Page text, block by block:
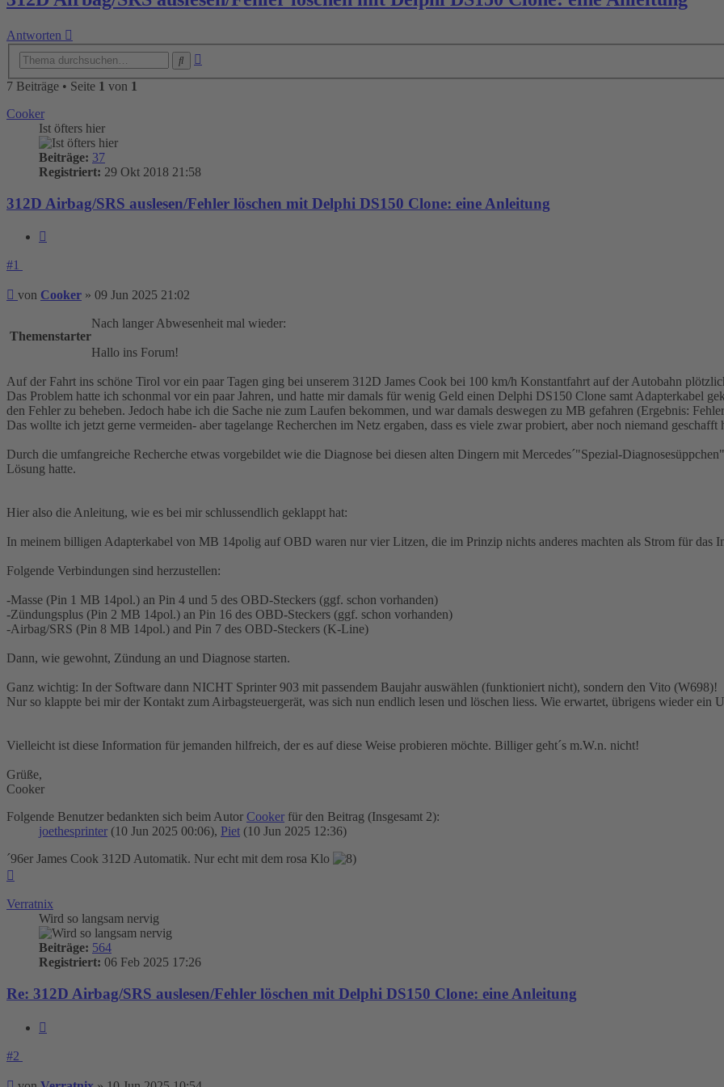
Antworten
7 Beiträge • Seite 1 von 1
Cooker
Ist öfters hier
Beiträge: 37
Registriert: 29 Okt 2018 21:58
312D Airbag/SRS auslesen/Fehler löschen mit Delphi DS150 Clone: eine Anleitung
#1
Beitrag
von Cooker » 09 Jun 2025 21:02
Themenstarter
Nach langer Abwesenheit mal wieder:
Hallo ins Forum!
Auf der Fahrt ins schöne Tirol vor ein paar Tagen ging bei unserem 312D James Cook bei 100 km/h Konstantfahrt auf der Autobahn
Das Problem hatte ich schonmal vor ein paar Jahren, und hatte mir damals für wenig Geld einen Delphi DS150 Clone samt Adapterkabel
den Fehler zu beheben. Jedoch habe ich die Sache nie zum Laufen bekommen, und war damals deswegen zu MB gefahren (Ergebnis:
Das wollte ich jetzt gerne vermeiden- aber tagelange Recherchen im Netz ergaben, dass es viele zwar probiert, aber noch niemand
Durch die umfangreiche Recherche etwas vorgebildet wie die Diagnose bei diesen alten Dingern mit Mercedes´"Spezial-
Lösung hatte.
Hier also die Anleitung, wie es bei mir schlussendlich geklappt hat:
In meinem billigen Adapterkabel von MB 14polig auf OBD waren nur vier Litzen, die im Prinzip nichts anderes machten als Strom für das
Folgende Verbindungen sind herzustellen:
-Masse (Pin 1 MB 14pol.) an Pin 4 und 5 des OBD-Steckers (ggf. schon vorhanden)
-Zündungsplus (Pin 2 MB 14pol.) an Pin 16 des OBD-Steckers (ggf. schon vorhanden)
-Airbag/SRS (Pin 8 MB 14pol.) and Pin 7 des OBD-Steckers (K-Line)
Dann, wie gewohnt, Zündung an und Diagnose starten.
Ganz wichtig: In der Software dann NICHT Sprinter 903 mit passendem Baujahr auswählen (funktioniert nicht), sondern den Vito (W698)!
Nur so klappte bei mir der Kontakt zum Airbagsteuergerät, was sich nun endlich lesen und löschen liess. Wie erwartet, übrigens wieder ein
Vielleicht ist diese Information für jemanden hilfreich, der es auf diese Weise probieren möchte. Billiger geht´s m.W.n. nicht!
Grüße,
Cooker
Folgende Benutzer bedankten sich beim Autor Cooker für den Beitrag (Insgesamt 2):
joethesprinter (10 Jun 2025 00:06), Piet (10 Jun 2025 12:36)
´96er James Cook 312D Automatik. Nur echt mit dem rosa Klo
Verratnix
Wird so langsam nervig
Beiträge: 564
Registriert: 06 Feb 2025 17:26
Re: 312D Airbag/SRS auslesen/Fehler löschen mit Delphi DS150 Clone: eine Anleitung
#2
Beitrag